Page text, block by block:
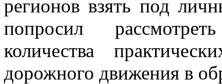
регионов взять под
попросил
количества
дорожного движения в